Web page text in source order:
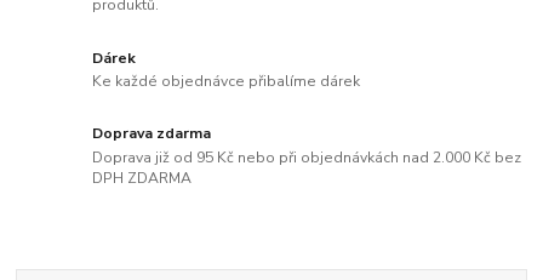
produktů.
Dárek
Ke každé objednávce přibalíme dárek
Doprava zdarma
Doprava již od 95 Kč nebo při objednávkách nad 2.000 Kč bez
DPH ZDARMA